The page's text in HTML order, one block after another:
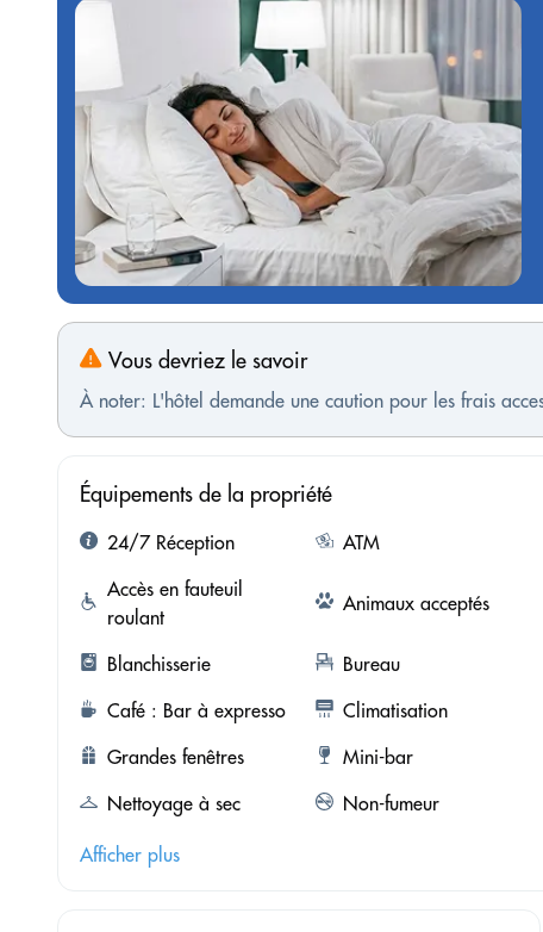
Vous devriez le savoir
À noter: L'hôtel demande une caution pour les frais
Équipements de la propriété
24/7 Réception ATM
Accès en fauteuil
roulant
Animaux acceptés
Blanchisserie Bureau
Café : Bar à expresso
Climatisation
Grandes fenêtres
Mini-bar
Nettoyage à sec
Non-fumeur
Afficher plus